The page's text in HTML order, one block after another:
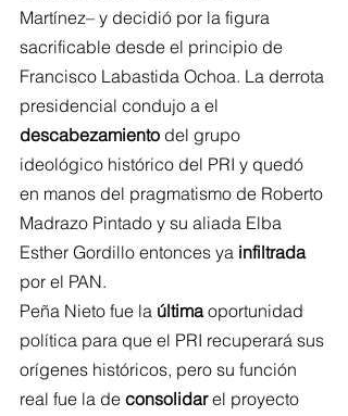
Martínez– y decidió por la figura
sacrificable desde el principio de
Francisco Labastida Ochoa. La derrota
presidencial condujo a el
descabezamiento del grupo
ideológico histórico del PRI y quedó
en manos del pragmatismo de Roberto
Madrazo Pintado y su aliada Elba
Esther Gordillo entonces ya infiltrada
por el PAN.
Peña Nieto fue la última oportunidad
política para que el PRI recuperará sus
orígenes históricos, pero su función
real fue la de consolidar el proyecto